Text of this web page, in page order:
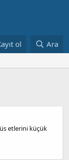
ol Ara
etlerini küçük